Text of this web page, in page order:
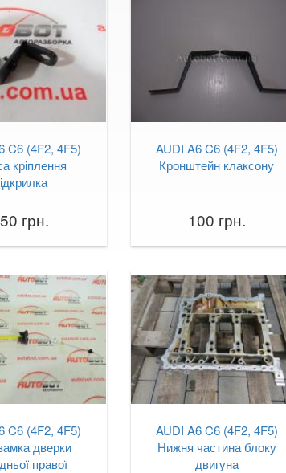
C6 (4F2, 4F5)
кріплення
грн.
AUDI A6 C6 (4F2, 4F5)
Кронштейн клаксону
100 грн.
C6 (4F2, 4F5)
дверки
правої
AUDI A6 C6 (4F2, 4F5)
Нижня частина блоку
двигуна